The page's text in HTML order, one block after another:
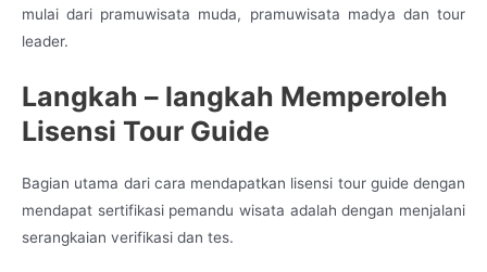
mulai dari pramuwisata muda, pramuwisata madya dan tour
leader.
Langkah – langkah Memperoleh
Lisensi Tour Guide
Bagian utama dari cara mendapatkan lisensi tour guide dengan
mendapat sertifikasi pemandu wisata adalah dengan menjalani
serangkaian verifikasi dan tes.